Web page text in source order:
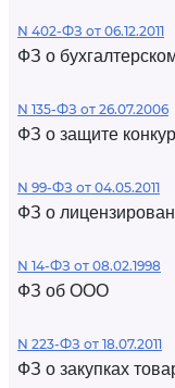
N 402-ФЗ от 06.12.2011
ФЗ о
N 135-ФЗ от 26.07.2006
ФЗ о защите
N 99-ФЗ от 04.05.2011
ФЗ о
N 14-ФЗ от 08.02.1998
ФЗ об ООО
N 223-ФЗ от 18.07.2011
ФЗ о закупках